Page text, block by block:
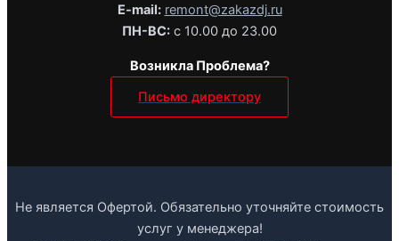
E-mail: remont@zakazdj.ru
ПН-ВС: с 10.00 до 23.00
Возникла Проблема?
Письмо директору
Не является Офертой. Обязательно уточняйте стоимость
услуг у менеджера!